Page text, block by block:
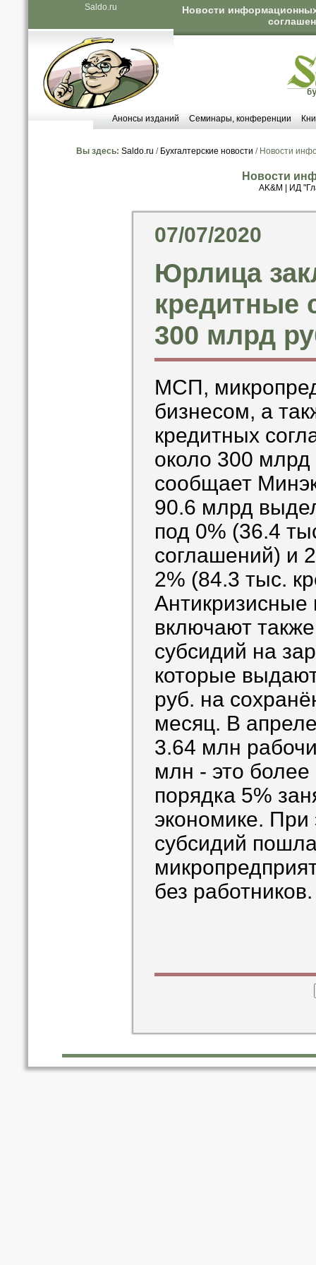
Saldo.ru
Новости
Анонсы изданий Семинары, конференции
Вы здесь: Saldo.ru / Бухгалтерские новости / Новости
Новости
AK&M ИД
07/07/2020
Юрлица
кредитные
300 млрд
МСП,
бизнесом, а
кредитных
около 300
сообщает
90.6 млрд
под 0% (36.4
соглашений) и
2% (84.3 тыс.
включают
субсидий на
которые
руб. на
месяц. В
3.64 млн
млн - это
порядка 5%
экономике. При
субсидий
без работников.